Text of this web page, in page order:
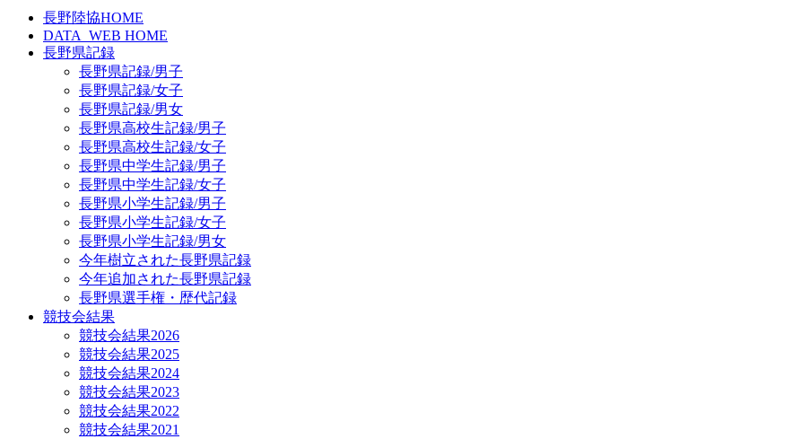
長野陸協HOME
DATA_WEB HOME
長野県記録
長野県記録/男子
長野県記録/女子
長野県記録/男女
長野県高校生記録/男子
長野県高校生記録/女子
長野県中学生記録/男子
長野県中学生記録/女子
長野県小学生記録/男子
長野県小学生記録/女子
長野県小学生記録/男女
今年樹立された長野県記録
今年追加された長野県記録
長野県選手権・歴代記録
競技会結果
競技会結果2026
競技会結果2025
競技会結果2024
競技会結果2023
競技会結果2022
競技会結果2021